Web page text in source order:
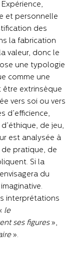
et personnelle
des
la fabrication
valeur, donc le
une typologie
comme une
être extrinsèque
vers soi ou vers
d’efficience,
de jeu,
est analysée à
de pratique, de
Si la
du
interprétations
le
ses figures»,
».